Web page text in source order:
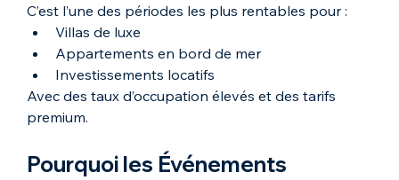
C’est l’une des périodes les plus rentables pour :
Villas de luxe
Appartements en bord de mer
Investissements locatifs
Avec des taux d’occupation élevés et des tarifs
premium.
Pourquoi les Événements